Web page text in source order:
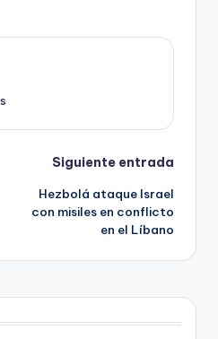
Siguiente entrada
Hezbolá ataque Israel
con misiles en conflicto
en el Líbano